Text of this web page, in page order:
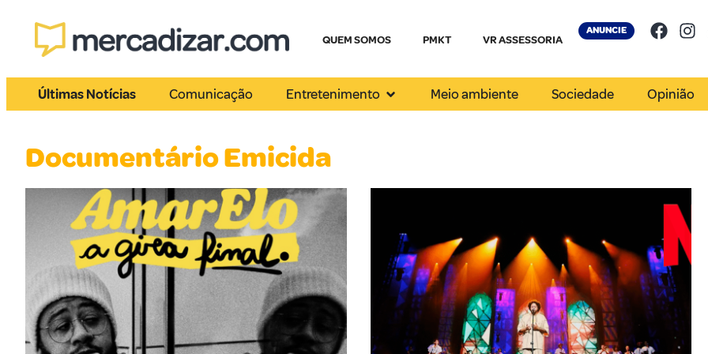
QUEM SOMOS PMKT VR ASSESSORIA
ANUNCIE
Últimas Notícias Comunicação Entretenimento Meio ambiente Sociedade Opinião
Documentário Emicida